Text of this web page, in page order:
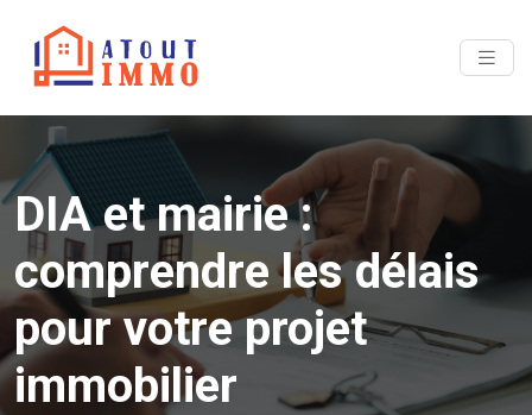
DIA et mairie :
comprendre les délais
pour votre projet
immobilier